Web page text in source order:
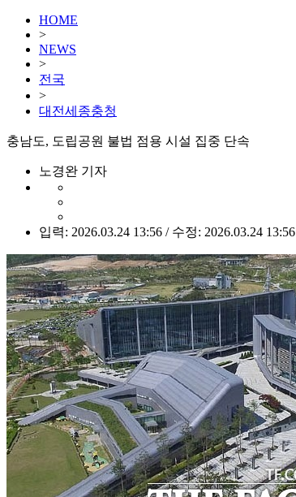
HOME
>
NEWS
>
전국
>
대전세종충청
충남도, 도립공원 불법 점용 시설 집중 단속
노경완 기자
입력: 2026.03.24 13:56 / 수정: 2026.03.24 13:56